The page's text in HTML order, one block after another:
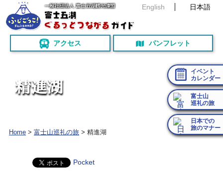
English 日本語
アクセス パンフレット
イベント
カレンダー
富士山
巡礼の旅
日本での
旅のマナー
精進湖
Home > 富士山巡礼の旅 > 精進湖
Pocket